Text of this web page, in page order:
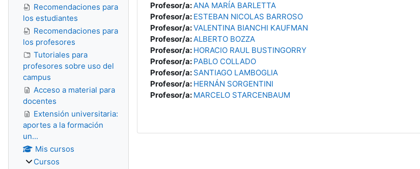
Profesor/a:ANA MARÍA BARLETTA
Profesor/a: ESTEBAN NICOLAS BARROSO
Profesor/a:VALENTINA BIANCHI KAUFMAN
Profesor/a:ALBERTO BOZZA
Profesor/a: HORACIO RAUL BUSTINGORRY
Profesor/a: PABLO COLLADO
Profesor/a: SANTIAGO LAMBOGLIA
Profesor/a: HERNÁN SORGENTINI
Profesor/a: MARCELO STARCENBAUM
Recomendaciones para
los estudiantes
Recomendaciones para
los profesores
Tutoriales para
profesores sobre uso del
campus
Acceso a material para
docentes
Extensión universitaria:
aportes a la formación
un...
Mis cursos
Cursos